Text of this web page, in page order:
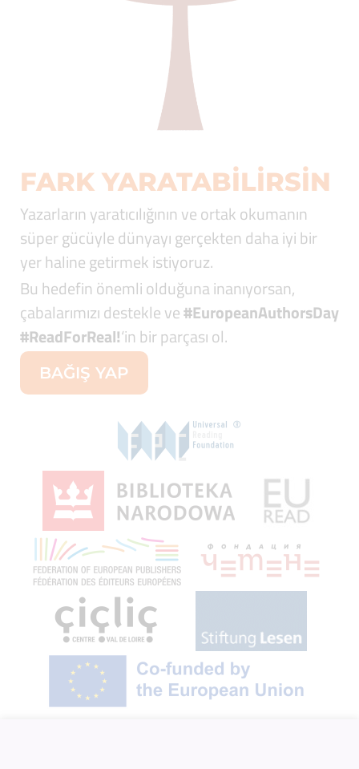
FARK YARATABILIRSIN
Yazarların yaratıcılığının ve ortak okumanın
süper gücüyle dünyayı gerçekten daha iyi bir
yer haline getirmek istiyoruz.
Bu hedefin önemli olduğuna inanıyorsan,
çabalarımızı destekle ve#EuropeanAuthorsDay
#ReadForReal!‘in bir parçası ol.
BAĞIŞ YAP